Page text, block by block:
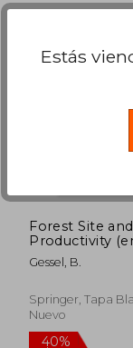
40%
dcto.
Forest Site and
Productivity
Inglés)
Gessel, B.
Springer, Tapa
Nuevo
Estás